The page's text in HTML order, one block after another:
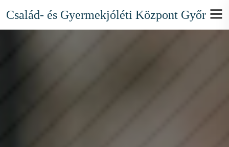
Család- és Gyermekjóléti Központ Győr